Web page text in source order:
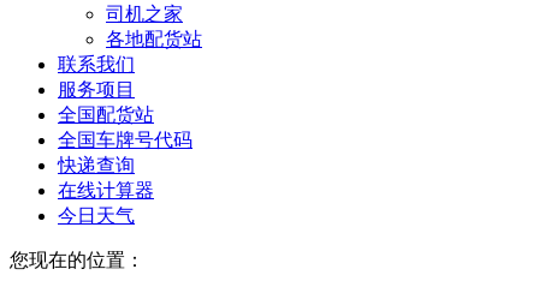
司机之家
各地配货站
联系我们
服务项目
全国配货站
全国车牌号代码
快递查询
在线计算器
今日天气
您现在的位置：